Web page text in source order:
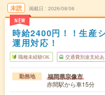
未読
NEW
掲載日 2026/08/06
時給2400円！！生産
運用対応！
職種未経験OK 交通費別途支給あ
勤務地 福岡県宗像市
赤間駅から車15分